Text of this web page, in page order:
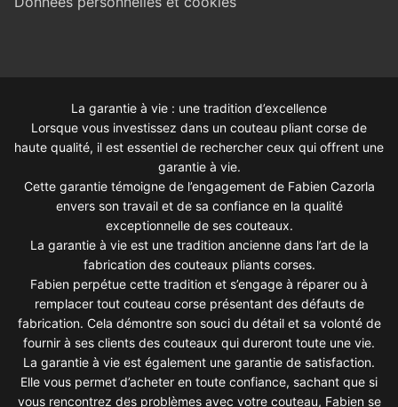
La garantie à vie : une tradition d’excellence
Lorsque vous investissez dans un couteau pliant corse de
haute qualité, il est essentiel de rechercher ceux qui offrent une
garantie à vie.
Cette garantie témoigne de l’engagement de Fabien Cazorla
envers son travail et de sa confiance en la qualité
exceptionnelle de ses couteaux.
La garantie à vie est une tradition ancienne dans l’art de la
fabrication des couteaux pliants corses.
Fabien perpétue cette tradition et s’engage à réparer ou à
remplacer tout couteau corse présentant des défauts de
fabrication. Cela démontre son souci du détail et sa volonté de
fournir à ses clients des couteaux qui dureront toute une vie.
La garantie à vie est également une garantie de satisfaction.
Elle vous permet d’acheter en toute confiance, sachant que si
vous rencontrez des problèmes avec votre couteau, Fabien se